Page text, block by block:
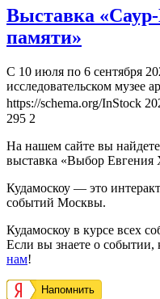
Выставка
памяти»
С 10 июля по 6 сентября
исследовательском музее
https://schema.org/InStock
295 2
На нашем сайте вы
выставка «Выбор Евгения
Кудамоскоу — это
событий Москвы.
Кудамоскоу в курсе всех
Если вы знаете о событии,
нам!
Напомнить